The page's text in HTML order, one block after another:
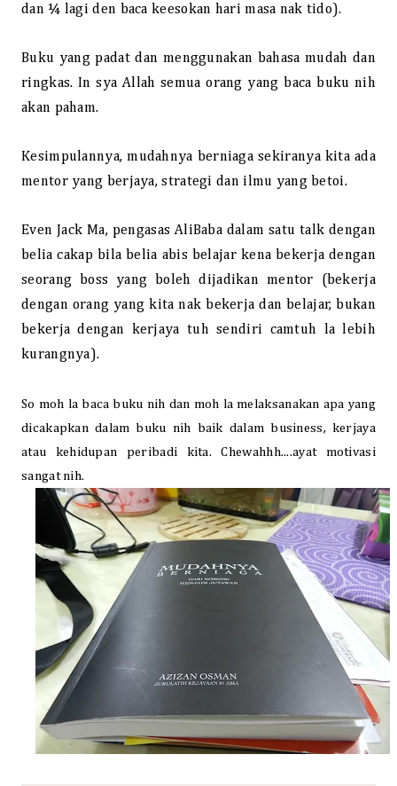
dan ¼ lagi den baca keesokan hari masa nak tido).
Buku yang padat dan menggunakan bahasa mudah dan
ringkas. In sya Allah semua orang yang baca buku nih
akan paham.
Kesimpulannya, mudahnya berniaga sekiranya kita ada
mentor yang berjaya, strategi dan ilmu yang betoi.
Even Jack Ma, pengasas AliBaba dalam satu talk dengan
belia cakap bila belia abis belajar kena bekerja dengan
seorang boss yang boleh dijadikan mentor (bekerja
dengan orang yang kita nak bekerja dan belajar, bukan
bekerja dengan kerjaya tuh sendiri camtuh la lebih
kurangnya).
So moh la baca buku nih dan moh la melaksanakan apa yang
dicakapkan dalam buku nih baik dalam business, kerjaya
atau kehidupan peribadi kita. Chewahhh....ayat motivasi
sangat nih.